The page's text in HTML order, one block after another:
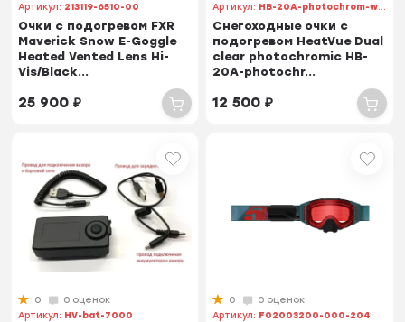
Артикул: 213119-6510-00
Очки с подогревом FXR
Maverick Snow E-Goggle
Heated Vented Lens Hi-
Vis/Black...
25 900₽
Артикул: HB-20A-photochrom-w/c
Снегоходные очки с
подогревом HeatVue Dual
clear photochromic HB-
20A-photochr...
12 500₽
0
0 оценок
Артикул: HV-bat-7000
0
0 оценок
Артикул: F02003200-000-204